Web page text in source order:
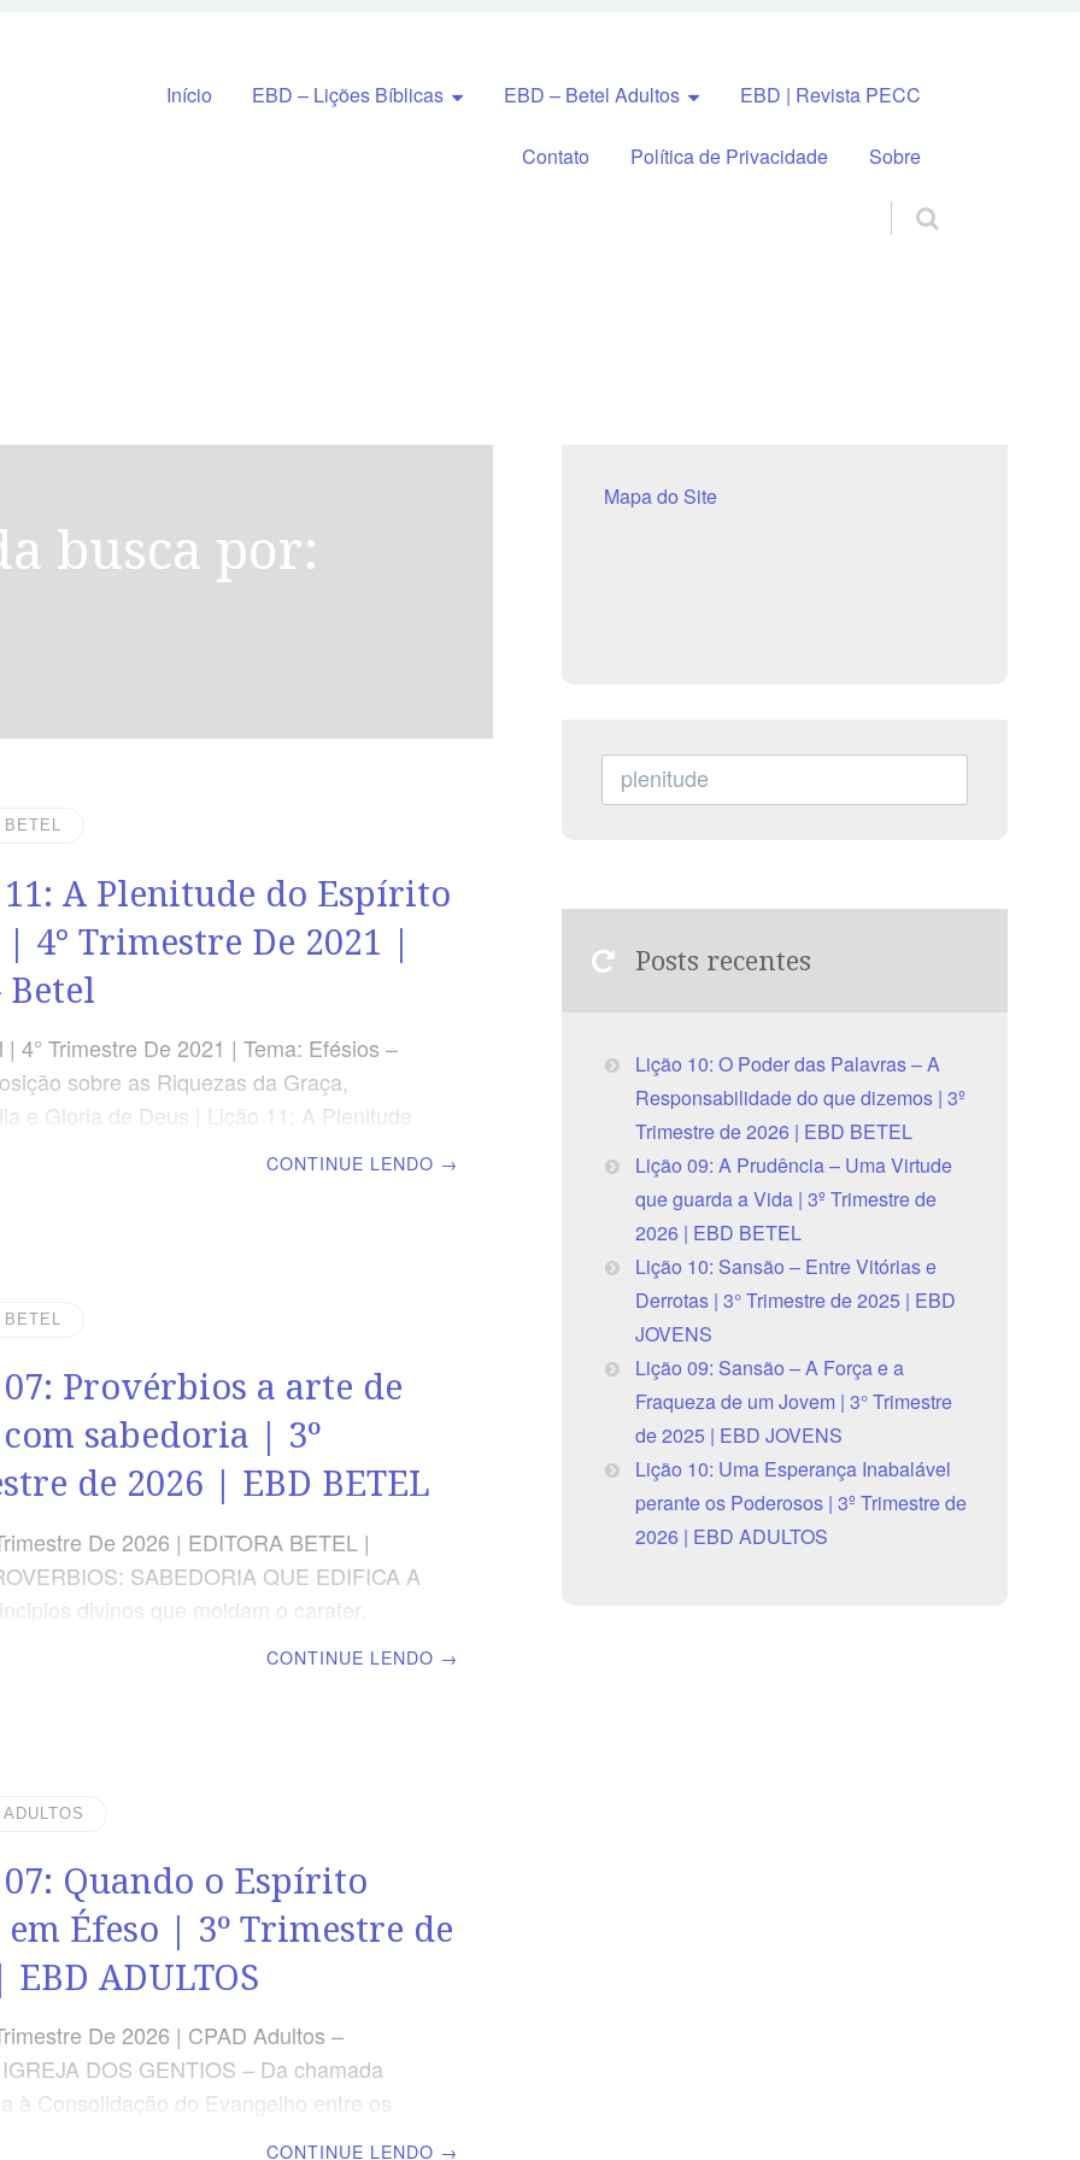
Pular para o conteúdo
Início EBD – Lições Bíblicas EBD – Betel Adultos EBD | Revista PECC
Contato Política de Privacidade Sobre
BETEL
A Plenitude do Espírito
4° Trimestre De 2021 |
Betel
| 4° Trimestre De 2021 | Tema: Efésios –
sobre as Riquezas da Graça,
e Gloria de Deus | Lição 11: A Plenitude
as áreas da nossa vida. OBJETIVOS DA
sobre o propósito divino para nossas
o que é uma
CONTINUE LENDO →
BETEL
Provérbios a arte de
sabedoria | 3º
de 2026 | EBD BETEL
De 2026 | EDITORA BETEL |
SABEDORIA QUE EDIFICA A
divinos que moldam o carater,
nos guia ao discernimento e à
da vida OBJETIVOS DA LIÇÃO
a importância
CONTINUE LENDO →
Quando o Espírito
em Éfeso | 3º Trimestre de
EBD ADULTOS
De 2026 | CPAD Adultos –
DOS GENTIOS – Da chamada
à Consolidação do Evangelho entre os
CONTINUE LENDO →
Mapa do Site
Posts recentes
Lição 10: O Poder das Palavras – A
Responsabilidade do que dizemos | 3º
Trimestre de 2026 | EBD BETEL
Lição 09: A Prudência – Uma Virtude
que guarda a Vida | 3º Trimestre de
2026 | EBD BETEL
Lição 10: Sansão – Entre Vitórias e
Derrotas | 3° Trimestre de 2025 | EBD
JOVENS
Lição 09: Sansão – A Força e a
Fraqueza de um Jovem | 3° Trimestre
de 2025 | EBD JOVENS
Lição 10: Uma Esperança Inabalável
perante os Poderosos | 3º Trimestre de
2026 | EBD ADULTOS